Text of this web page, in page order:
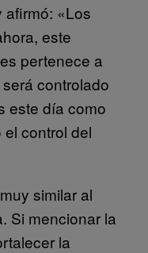
afirmó: «Los
este
pertenece a
controlado
este día como
control del
similar al
Si mencionar la
la